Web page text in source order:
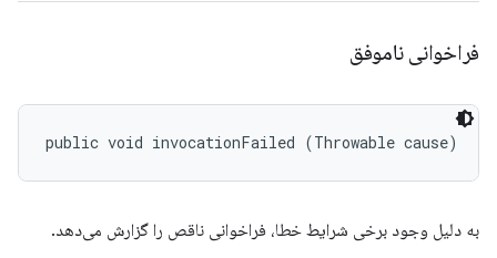
فراخوانی ناموفق
public void invocationFailed (Throwable cause)
به دلیل وجود برخی شرایط خطا، فراخوانی ناقص را گزارش می‌دهد.